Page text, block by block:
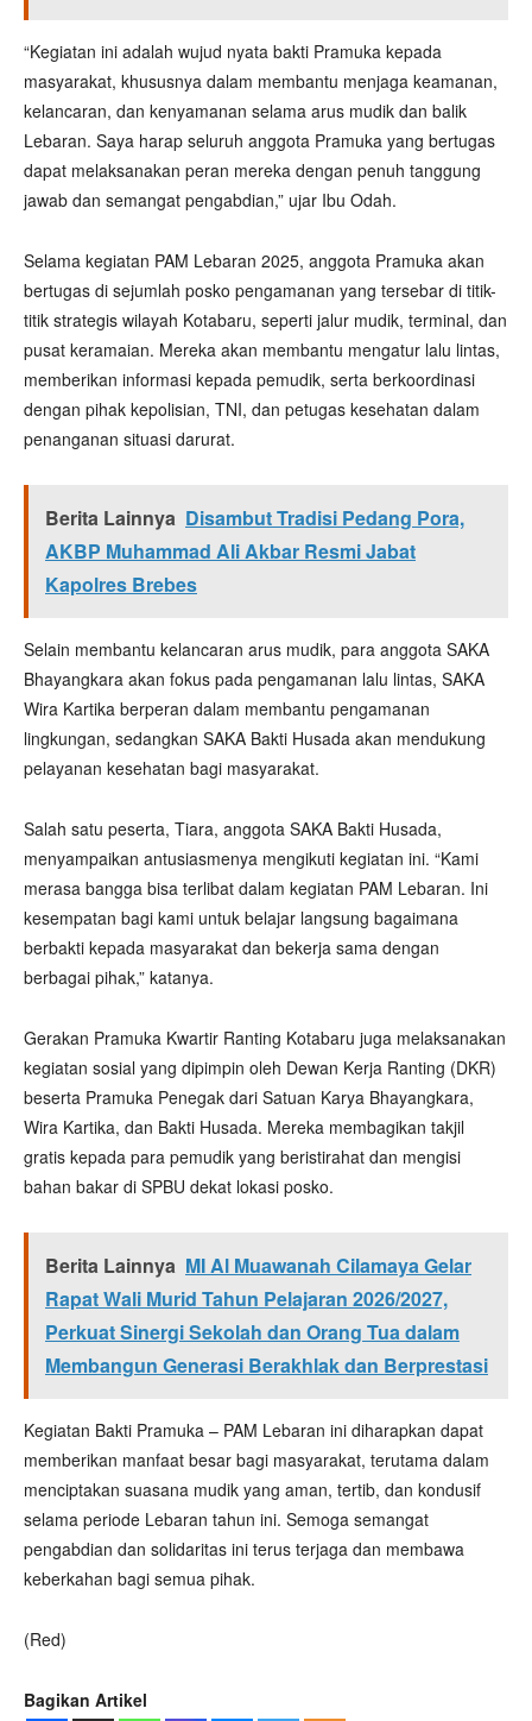
“Kegiatan ini adalah wujud nyata bakti Pramuka kepada
masyarakat, khususnya dalam membantu menjaga keamanan,
kelancaran, dan kenyamanan selama arus mudik dan balik
Lebaran. Saya harap seluruh anggota Pramuka yang bertugas
dapat melaksanakan peran mereka dengan penuh tanggung
jawab dan semangat pengabdian,” ujar Ibu Odah.
Selama kegiatan PAM Lebaran 2025, anggota Pramuka akan
bertugas di sejumlah posko pengamanan yang tersebar di titik-
titik strategis wilayah Kotabaru, seperti jalur mudik, terminal, dan
pusat keramaian. Mereka akan membantu mengatur lalu lintas,
memberikan informasi kepada pemudik, serta berkoordinasi
dengan pihak kepolisian, TNI, dan petugas kesehatan dalam
penanganan situasi darurat.
Berita Lainnya Disambut Tradisi Pedang Pora,
AKBP Muhammad Ali Akbar Resmi Jabat
Kapolres Brebes
Selain membantu kelancaran arus mudik, para anggota SAKA
Bhayangkara akan fokus pada pengamanan lalu lintas, SAKA
Wira Kartika berperan dalam membantu pengamanan
lingkungan, sedangkan SAKA Bakti Husada akan mendukung
pelayanan kesehatan bagi masyarakat.
Salah satu peserta, Tiara, anggota SAKA Bakti Husada,
menyampaikan antusiasmenya mengikuti kegiatan ini. “Kami
merasa bangga bisa terlibat dalam kegiatan PAM Lebaran. Ini
kesempatan bagi kami untuk belajar langsung bagaimana
berbakti kepada masyarakat dan bekerja sama dengan
berbagai pihak,” katanya.
Gerakan Pramuka Kwartir Ranting Kotabaru juga melaksanakan
kegiatan sosial yang dipimpin oleh Dewan Kerja Ranting (DKR)
beserta Pramuka Penegak dari Satuan Karya Bhayangkara,
Wira Kartika, dan Bakti Husada. Mereka membagikan takjil
gratis kepada para pemudik yang beristirahat dan mengisi
bahan bakar di SPBU dekat lokasi posko.
Berita Lainnya MI Al Muawanah Cilamaya Gelar
Rapat Wali Murid Tahun Pelajaran 2026/2027,
Perkuat Sinergi Sekolah dan Orang Tua dalam
Membangun Generasi Berakhlak dan Berprestasi
Kegiatan Bakti Pramuka – PAM Lebaran ini diharapkan dapat
memberikan manfaat besar bagi masyarakat, terutama dalam
menciptakan suasana mudik yang aman, tertib, dan kondusif
selama periode Lebaran tahun ini. Semoga semangat
pengabdian dan solidaritas ini terus terjaga dan membawa
keberkahan bagi semua pihak.
(Red)
Bagikan Artikel